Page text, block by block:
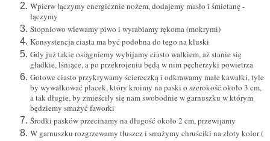
Wpierw łączymy energicznie nożem, dodajemy masło i śmietanę -
łączymy
Stopniowo wlewamy piwo i wyrabiamy rękoma (mokrymi)
Konsystencja ciasta ma być podobna do tego na kluski
Gdy już takie osiągniemy wybijamy ciasto wałkiem, aż stanie się
gładkie, lśniące, a po przekrojeniu będą w nim pęcherzyki powietrza
Gotowe ciasto przykrywamy ściereczką i odkrawamy małe kawałki, tyle
by wywałkować placek, który kroimy na paski o szerokość około 3 cm,
a tak długie, by zmieściły się nam swobodnie w garnuszku w którym
będziemy smażyć faworki
Środki pasków przecinamy na długość około 2 cm, przewijamy
W garnuszku rozgrzewamy tłuszcz i smażymy chruściki na złoty kolor (